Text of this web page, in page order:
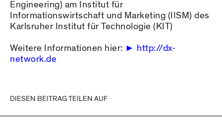
Engineering) am Institut für
Informationswirtschaft und Marketing (IISM) des
Karlsruher Institut für Technologie (KIT)
Weitere Informationen hier:
http://dx-
network.de
DIESEN BEITRAG TEILEN AUF